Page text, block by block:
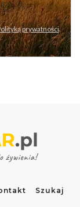
prywatności.
Szukaj